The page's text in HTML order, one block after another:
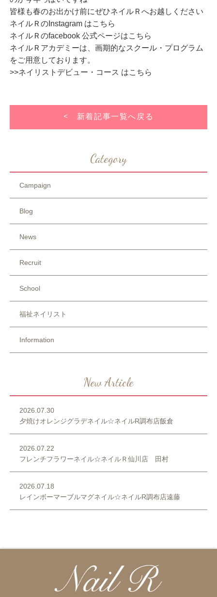
皆様も春のお出かけ前にぜひネイルＲへお越しください
ネイルＲのInstagram はこちら
ネイルＲのfacebook 公式ページはこちら
ネイルＲアカデミーは、画期的なスクール・プログラム
をご用意しております。
>>ネイリストデビュー・コース はこちら
< 新着記事一覧へ戻る
Category
Campaign
Blog
News
Recruit
School
福祉ネイリスト
Information
New Article
2026.07.30
夕焼けオレンジグラデネイル☆ネイルR調布店飯倉
2026.07.22
フレンチフラワーネイル☆ネイルＲ仙川店 田村
2026.07.18
レインボーマーブルマグネイル☆ネイルR調布店遠藤